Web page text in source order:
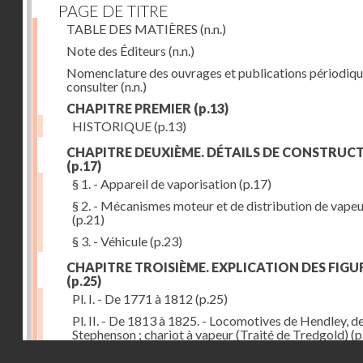
PAGE DE TITRE
TABLE DES MATIÈRES (n.n.)
Note des Éditeurs (n.n.)
Nomenclature des ouvrages et publications
consulter(n.n.)
CHAPITRE PREMIER (p.13)
HISTORIQUE(p.13)
CHAPITRE DEUXIÈME. DÉTAILS DE
(p.17)
§ 1. - Appareil de vaporisation(p.17)
§ 2. - Mécanismes moteur et de distribution de
(p.21)
§ 3. - Véhicule(p.23)
CHAPITRE TROISIÈME. EXPLICATION DES
(p.25)
Pl. I. - De 1771 à 1812 (p.25)
Pl. II. - De 1813 à 1825. - Locomotives de Hendley,
Stephenson ; chariot à vapeur (Traité de Tredgold)